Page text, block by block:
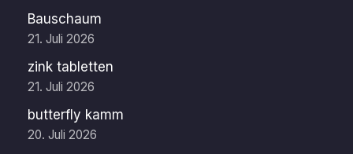
Bauschaum
21. Juli 2026
zink tabletten
21. Juli 2026
butterfly kamm
20. Juli 2026